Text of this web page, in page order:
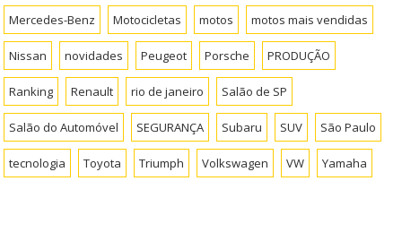
Mercedes-Benz Motocicletas motos motos mais vendidas
Nissan novidades Peugeot Porsche PRODUÇÃO
Ranking Renault rio de janeiro Salão de SP
Salão do Automóvel SEGURANÇA Subaru SUV São Paulo
tecnologia Toyota Triumph Volkswagen VW Yamaha